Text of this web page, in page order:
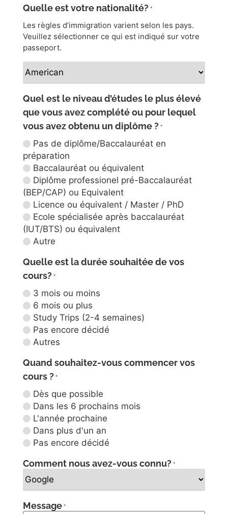
Quelle est votre nationalité? *
Les règles d’immigration varient selon les pays.
Veuillez sélectionner ce qui est indiqué sur votre
passeport.
Quel est le niveau d’études le plus élevé
que vous avez complété ou pour lequel
vous avez obtenu un diplôme ? *
Pas de diplôme/Baccalauréat en
préparation
Baccalauréat ou équivalent
Diplôme professionel pré-Baccalauréat
(BEP/CAP) ou Equivalent
Licence ou équivalent / Master / PhD
Ecole spécialisée après baccalauréat
(IUT/BTS) ou équivalent
Autre
Quelle est la durée souhaitée de vos
cours? *
3 mois ou moins
6 mois ou plus
Study Trips (2-4 semaines)
Pas encore décidé
Autres
Quand souhaitez-vous commencer vos
cours ? *
Dès que possible
Dans les 6 prochains mois
L'année prochaine
Dans plus d'un an
Pas encore décidé
Comment nous avez-vous connu? *
Message *